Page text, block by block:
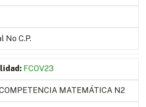
No C.P.
FCOV23
MATEMÁTICA N2